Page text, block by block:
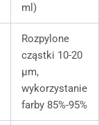
ml)
Rozpylone
cząstki 10-20
μm,
wykorzystanie
farby 85%-95%